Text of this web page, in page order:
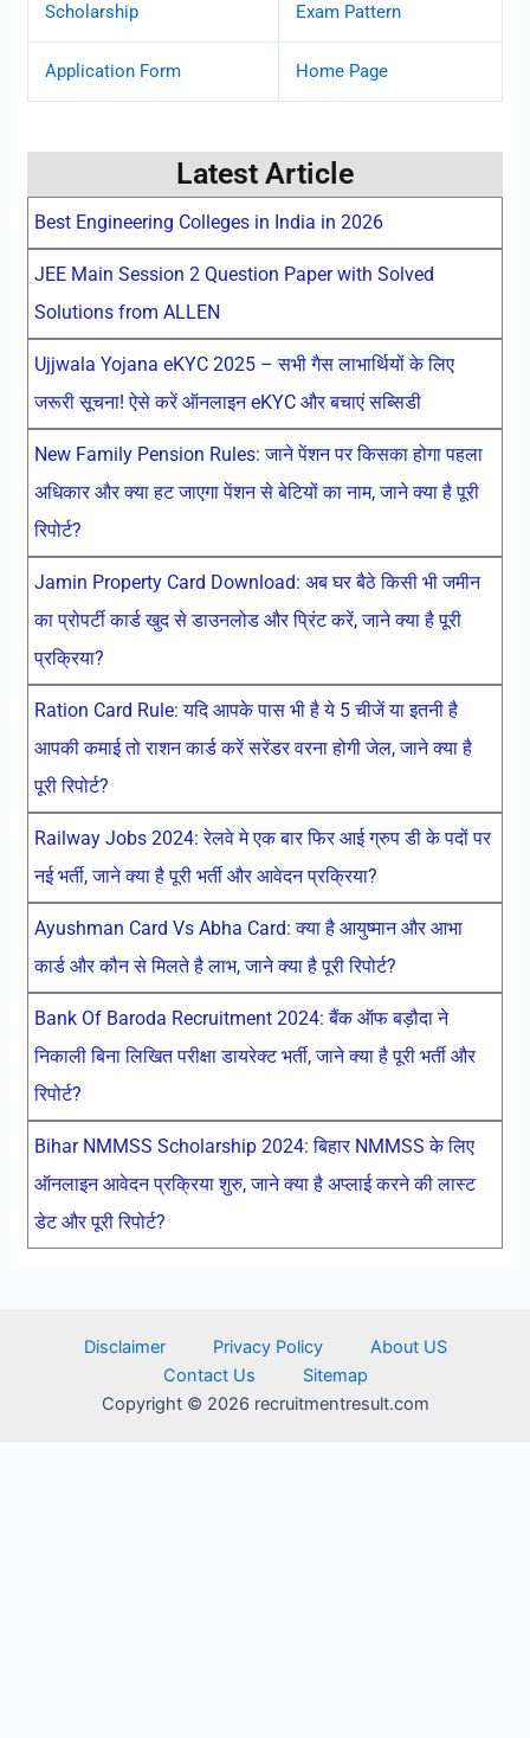
Scholarship Exam Pattern
Application Form Home Page
Latest Article
Best Engineering Colleges in India in 2026
JEE Main Session 2 Question Paper with Solved
Solutions from ALLEN
Ujjwala Yojana eKYC 2025 – सभी गैस लाभार्थियों के लिए
जरूरी सूचना! ऐसे करें ऑनलाइन eKYC और बचाएं सब्सिडी
New Family Pension Rules: जाने पेंशन पर किसका होगा पहला
अधिकार और क्या हट जाएगा पेंशन से बेटियों का नाम, जाने क्या है पूरी
रिपोर्ट?
Jamin Property Card Download: अब घर बैठे किसी भी जमीन
का प्रोपर्टी कार्ड खुद से डाउनलोड और प्रिंट करें, जाने क्या है पूरी
प्रक्रिया?
Ration Card Rule: यदि आपके पास भी है ये 5 चीजें या इतनी है
आपकी कमाई तो राशन कार्ड करें सरेंडर वरना होगी जेल, जाने क्या है
पूरी रिपोर्ट?
Railway Jobs 2024: रेलवे मे एक बार फिर आई ग्रुप डी के पदों पर
नई भर्ती, जाने क्या है पूरी भर्ती और आवेदन प्रक्रिया?
Ayushman Card Vs Abha Card: क्या है आयुष्मान और आभा
कार्ड और कौन से मिलते है लाभ, जाने क्या है पूरी रिपोर्ट?
Bank Of Baroda Recruitment 2024: बैंक ऑफ बड़ौदा ने
निकाली बिना लिखित परीक्षा डायरेक्ट भर्ती, जाने क्या है पूरी भर्ती और
रिपोर्ट?
Bihar NMMSS Scholarship 2024: बिहार NMMSS के लिए
ऑनलाइन आवेदन प्रक्रिया शुरु, जाने क्या है अप्लाई करने की लास्ट
डेट और पूरी रिपोर्ट?
Disclaimer Privacy Policy
About US
Contact Us
Sitemap
Copyright © 2026 recruitmentresult.com